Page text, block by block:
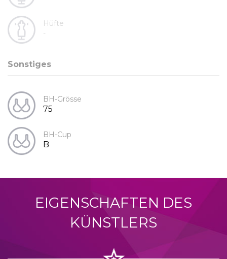
Hüfte
-
Sonstiges
BH-Grösse
75
BH-Cup
B
EIGENSCHAFTEN DES
KÜNSTLERS